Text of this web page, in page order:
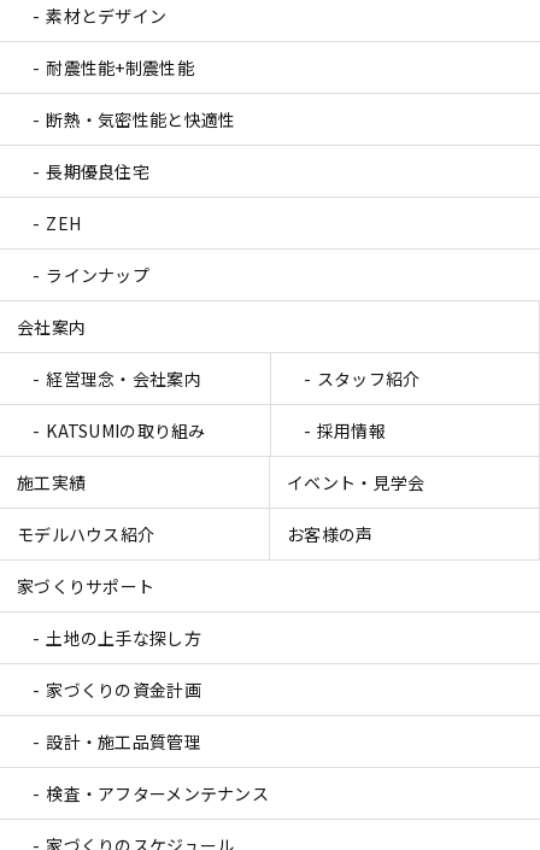
素材とデザイン
耐震性能+制震性能
断熱・気密性能と快適性
長期優良住宅
ZEH
ラインナップ
会社案内
経営理念・会社案内 スタッフ紹介
KATSUMIの取り組み 採用情報
施工実績 イベント・見学会
モデルハウス紹介 お客様の声
家づくりサポート
土地の上手な探し方
家づくりの資金計画
設計・施工品質管理
検査・アフターメンテナンス